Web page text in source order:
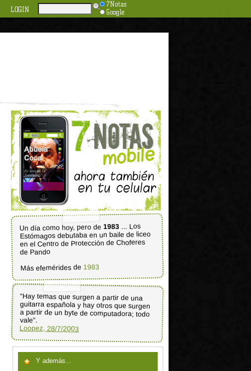
LOGIN
7Notas
Google
Un día como hoy, pero de1983 ... Los
Estómagos debutaba en un baile de liceo
en el Centro de Protección de Choferes
de Pando
Más efemérides de 1983
"Hay temas que surgen a partir de una
guitarra española y hay otros que surgen
a partir de un byte de computadora; todo
vale".
Loopez, 28/7/2003
Y además...